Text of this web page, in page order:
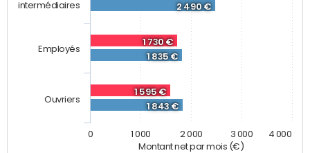
Montant net par mois (€)
1 730 €
1 595 €
2 490 €
1 835 €
1 843 €
intermédiaires
Employés
Ouvriers
0 1 000 2 000 3 000 4 000